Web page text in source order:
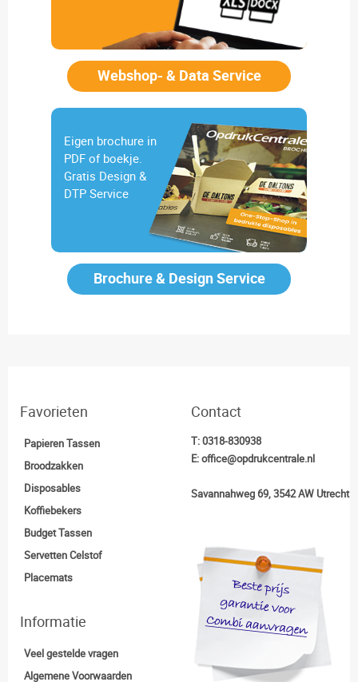
Webshop- & Data Service
Eigen brochure in
PDF of boekje.
Gratis Design &
DTP Service
Brochure & Design Service
Favorieten
Papieren Tassen
Broodzakken
Disposables
Koffiebekers
Budget Tassen
Servetten Celstof
Placemats
Contact
T:0318-830938
E:office@opdrukcentrale.nl
Savannahweg 69, 3542 AW Utrecht
Informatie
Veel gestelde vragen
Algemene Voorwaarden